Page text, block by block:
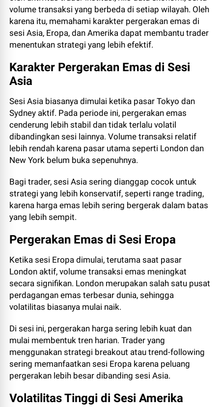
volume transaksi yang berbeda di setiap wilayah. Oleh
karena itu, memahami karakter pergerakan emas di
sesi Asia, Eropa, dan Amerika dapat membantu trader
menentukan strategi yang lebih efektif.
Karakter Pergerakan Emas di Sesi
Asia
Sesi Asia biasanya dimulai ketika pasar Tokyo dan
Sydney aktif. Pada periode ini, pergerakan emas
cenderung lebih stabil dan tidak terlalu volatil
dibandingkan sesi lainnya. Volume transaksi relatif
lebih rendah karena pasar utama seperti London dan
New York belum buka sepenuhnya.
Bagi trader, sesi Asia sering dianggap cocok untuk
strategi yang lebih konservatif, seperti range trading,
karena harga emas lebih sering bergerak dalam batas
yang lebih sempit.
Pergerakan Emas di Sesi Eropa
Ketika sesi Eropa dimulai, terutama saat pasar
London aktif, volume transaksi emas meningkat
secara signifikan. London merupakan salah satu pusat
perdagangan emas terbesar dunia, sehingga
volatilitas biasanya mulai naik.
Di sesi ini, pergerakan harga sering lebih kuat dan
mulai membentuk tren harian. Trader yang
menggunakan strategi breakout atau trend-following
sering memanfaatkan sesi Eropa karena peluang
pergerakan lebih besar dibanding sesi Asia.
Volatilitas Tinggi di Sesi Amerika